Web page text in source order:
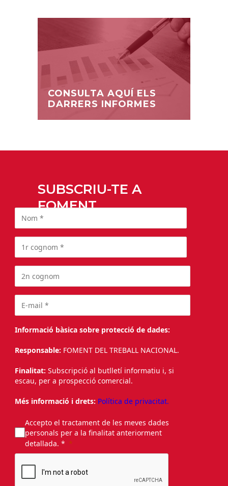
CONSULTA AQUÍ ELS
DARRERS INFORMES
SUBSCRIU-TE A
FOMENT
Informació bàsica sobre protecció de dades:
Responsable: FOMENT DEL TREBALL NACIONAL.
Finalitat: Subscripció al butlletí informatiu i, si
escau, per a prospecció comercial.
Més informació i drets: Política de privacitat.
Accepto el tractament de les meves dades
personals per a la finalitat anteriorment
detallada. *